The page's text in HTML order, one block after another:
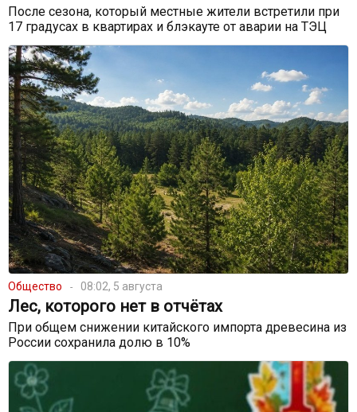
После сезона, который местные жители встретили при
17 градусах в квартирах и блэкауте от аварии на ТЭЦ
Общество 08:02, 5 августа
Лес, которого нет в отчётах
При общем снижении китайского импорта древесина из
России сохранила долю в 10%